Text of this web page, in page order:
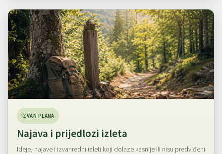
IZVAN PLANA
Najava i prijedlozi izleta
Ideje, najave i izvanredni izleti koji dolaze kasnije ili nisu predviđeni